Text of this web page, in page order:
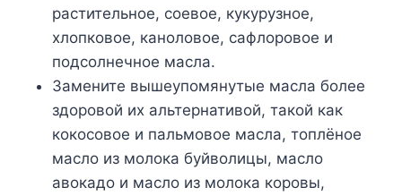
растительное, соевое, кукурузное,
хлопковое, каноловое, сафлоровое и
подсолнечное масла.
Замените вышеупомянутые масла более
здоровой их альтернативой, такой как
кокосовое и пальмовое масла, топлёное
масло из молока буйволицы, масло
авокадо и масло из молока коровы,